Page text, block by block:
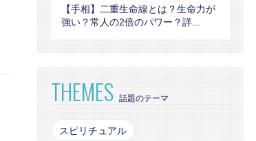
【手相】二重生命線とは？生命力が
強い？常人の2倍のパワー？詳...
THEMES 話題のテーマ
スピリチュアル